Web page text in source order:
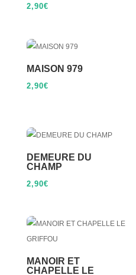
2,90€
MAISON 979
2,90€
DEMEURE DU
CHAMP
2,90€
MANOIR ET
CHAPELLE LE